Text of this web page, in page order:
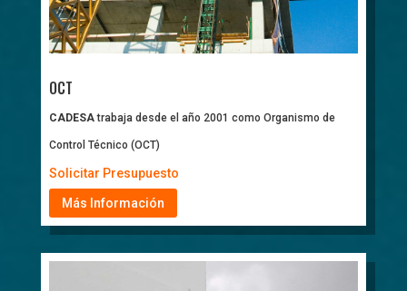
OCT
CADESAtrabaja desde el año 2001 como Organismo de
Control Técnico (OCT)
Solicitar Presupuesto
Más Información